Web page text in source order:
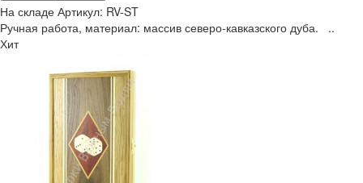
На складе Артикул: RV-ST
Ручная работа, материал: массив северо-кавказского дуба. ..
Хит